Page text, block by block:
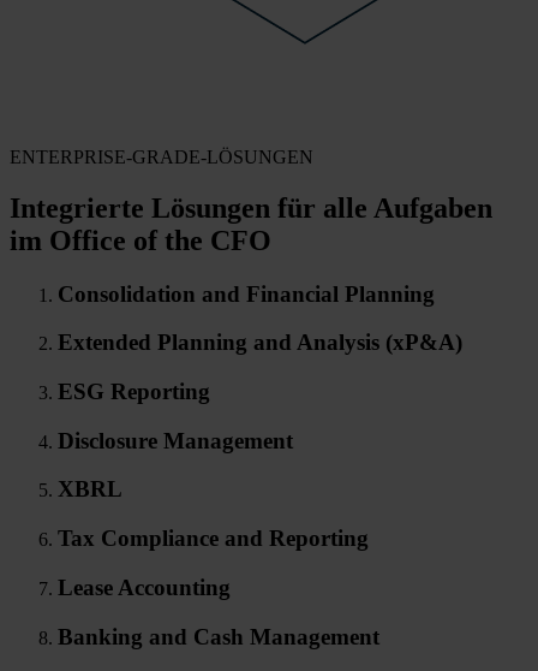
ENTERPRISE-GRADE-LÖSUNGEN
Integrierte Lösungen für alle Aufgaben
im Office of the CFO
Consolidation and Financial Planning
Extended Planning and Analysis (xP&A)
ESG Reporting
Disclosure Management
XBRL
Tax Compliance and Reporting
Lease Accounting
Banking and Cash Management